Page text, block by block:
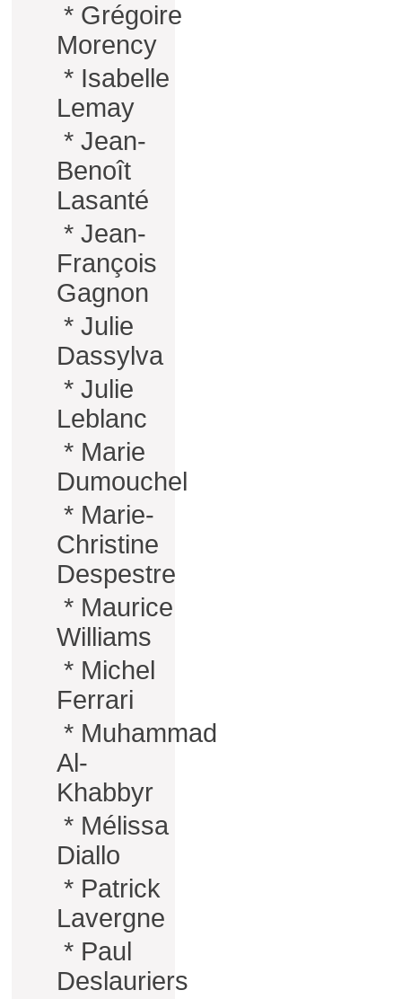
* Grégoire
Morency
* Isabelle
Lemay
* Jean-
Benoît
Lasanté
* Jean-
François
Gagnon
* Julie
Dassylva
* Julie
Leblanc
* Marie
Dumouchel
* Marie-
Christine
Despestre
* Maurice
Williams
* Michel
Ferrari
* Muhammad
Al-
Khabbyr
* Mélissa
Diallo
* Patrick
Lavergne
* Paul
Deslauriers